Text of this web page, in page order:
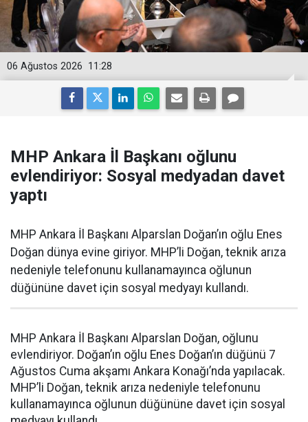
11:28
06 Ağustos 2026
MHP Ankara İl Başkanı oğlunu
evlendiriyor: Sosyal medyadan davet
yaptı
MHP Ankara İl Başkanı Alparslan Doğan’ın oğlu Enes
Doğan dünya evine giriyor. MHP’li Doğan, teknik arıza
nedeniyle telefonunu kullanamayınca oğlunun
düğününe davet için sosyal medyayı kullandı.
MHP Ankara İl Başkanı Alparslan Doğan, oğlunu
evlendiriyor. Doğan’ın oğlu Enes Doğan’ın düğünü 7
Ağustos Cuma akşamı Ankara Konağı’nda yapılacak.
MHP’li Doğan, teknik arıza nedeniyle telefonunu
kullanamayınca oğlunun düğününe davet için sosyal